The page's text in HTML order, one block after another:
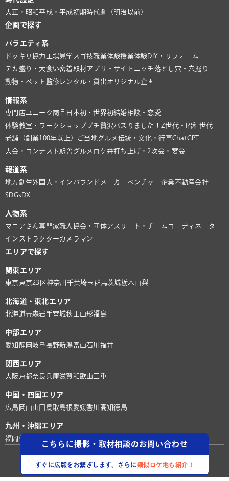
こちらに撮影・取材相談のお問い合わせ
すぐに広報をお繋ぎします。さらに類似ロケ地も紹介！
大正・昭和平成・平成初期時代劇（明治以前）
企画で探す
バラエティ系
ドッキリ協力 工場見学 スゴ技職業体験授業体験DIY・リフォーム
デカ盛り・大食い密着取材アプリ・サイト ニッチ落とし穴・穴掘り
動物・ペット 監修レンタル・貸出オリジナル企画
情報系
専門店ユニーク商品 日本初・世界初結婚相談・恋愛
体験教室・ワークショッププチ贅沢バズりました！ Z世代・昭和世代
老舗（創業100年以上）
ご当地グルメ 伝統・文化・行事ChatGPT
大会・コンテスト 駅舎グルメ ロケ弁打ち上げ・2次会・宴会
報道系
地方創生外国人・インバウンド メーカー ベンチャー企業不動産会社
SDGsDX
人物系
マニアさん専門家職人 協会・団体アスリート・チーム コーディネーター
インストラクターカメラマン
エリアで探す
関東エリア
東京東京23区神奈川 千葉埼玉群馬茨城栃木山梨
北海道・東北エリア
北海道青森岩手宮城秋田 山形福島
中部エリア
愛知 静岡 岐阜長野新潟富山石川 福井
関西エリア
大阪京都奈良兵庫滋賀和歌山三重
中国・四国エリア
広島 岡山山口 鳥取島根 愛媛香川 高知徳島
九州・沖縄エリア
福岡 佐賀
©株式会社ロケグー